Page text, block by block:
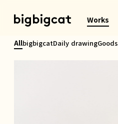
Works
AllbigbigcatDaily drawingGoods